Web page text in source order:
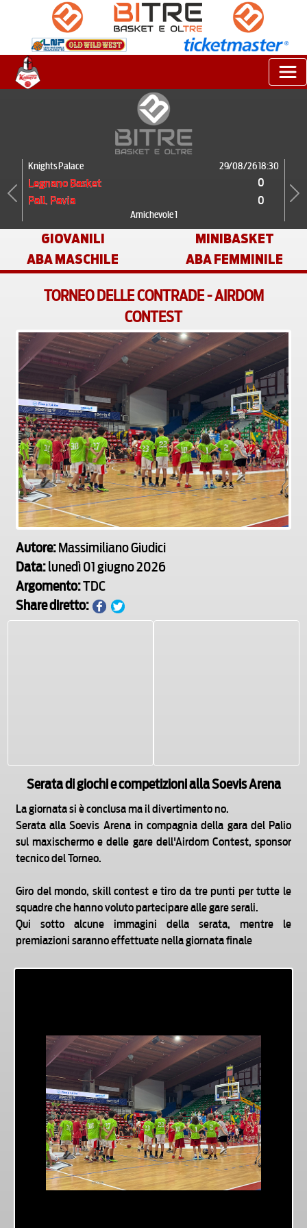
Knights Palace 29/08/26 18:30
Legnano Basket
0
Pall. Pavia
0
Amichevole 1
Previous Next
GIOVANILI
MINIBASKET
ABA MASCHILE
ABA FEMMINILE
TORNEO DELLE CONTRADE - AIRDOM
CONTEST
Autore:Massimiliano Giudici
Data:lunedì 01 giugno 2026
Argomento:TDC
Share diretto:
Serata di giochi e competizioni alla Soevis Arena
La giornata si è conclusa ma il divertimento no.
Serata alla Soevis Arena in compagnia della gara del Palio
sul maxischermo e delle gare dell'Airdom Contest, sponsor
tecnico del Torneo.
Giro del mondo, skill contest e tiro da tre punti per tutte le
squadre che hanno voluto partecipare alle gare serali.
Qui sotto alcune immagini della serata, mentre le
premiazioni saranno effettuate nella giornata finale